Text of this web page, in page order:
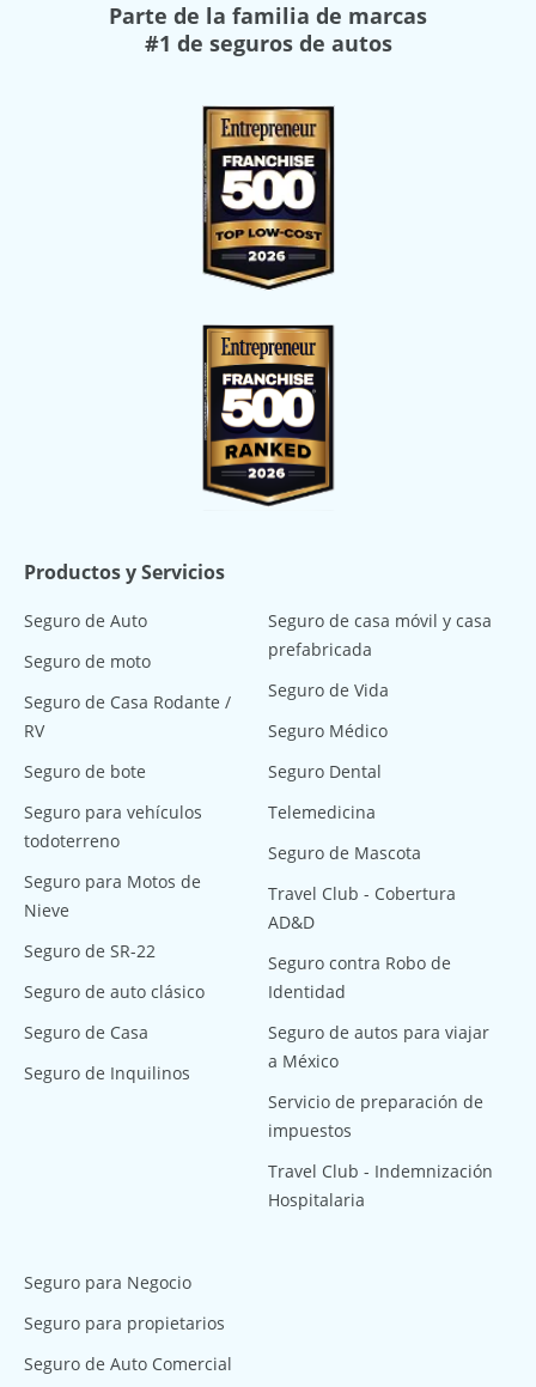
Parte de la familia de marcas
#1 de seguros de autos
Productos y Servicios
Seguro de Auto
Seguro de moto
Seguro de Casa Rodante /
RV
Seguro de bote
Seguro para vehículos
todoterreno
Seguro para Motos de
Nieve
Seguro de SR-22
Seguro de auto clásico
Seguro de Casa
Seguro de Inquilinos
Seguro de casa móvil y casa
prefabricada
Seguro de Vida
Seguro Médico
Seguro Dental
Telemedicina
Seguro de Mascota
Travel Club - Cobertura
AD&D
Seguro contra Robo de
Identidad
Seguro de autos para viajar
a México
Servicio de preparación de
impuestos
Travel Club - Indemnización
Hospitalaria
Seguro para Negocio
Seguro para propietarios
Seguro de Auto Comercial